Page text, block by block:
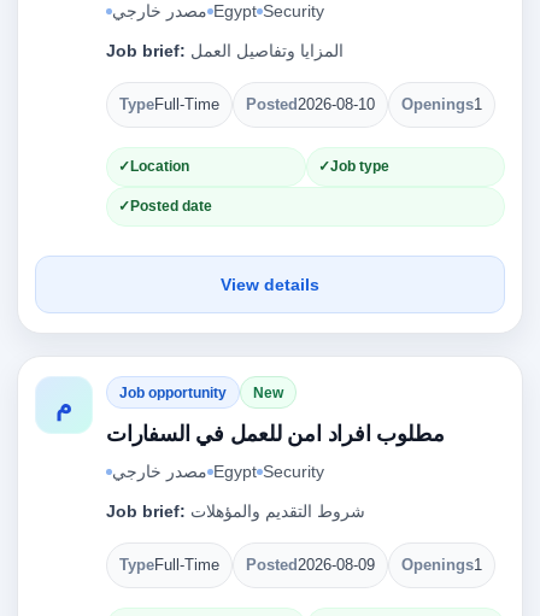
مصدر خارجي Egypt Security
Job brief: المزايا وتفاصيل العمل
TypeFull-Time Posted2026-08-10 Openings1
Location Job type
Posted date
View details
م Job opportunity New
مطلوب افراد امن للعمل في السفارات
مصدر خارجي Egypt Security
Job brief: شروط التقديم والمؤهلات
TypeFull-Time Posted2026-08-09 Openings1